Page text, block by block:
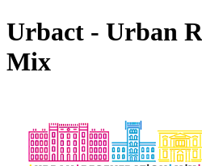
Urbact - Urban
Mix